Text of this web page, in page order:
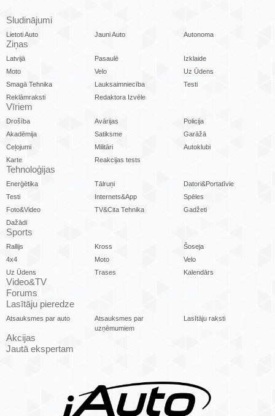
Sludinājumi
Lietoti Auto Jauni Auto Autonoma
Ziņas
Latvijā Pasaulē
Izklaide
Moto
Velo
Uz Ūdens
Smagā Tehnika
Lauksaimniecība
Testi
Reklāmraksti
Redaktora Izvēle
Vīriem
Drošība Avārijas
Policija
Akadēmija
Satiksme
Garāžā
Ceļojumi
Militāri
Autoklubi
Karte
Reakcijas tests
Tehnoloģijas
Enerģētika Tālruņi
Datori&Portatīvie
Testi
Internets&App
Spēles
Foto&Video
TV&Cita Tehnika
Gadžeti
Dažādi
Sports
Rallijs Kross
Šoseja
4x4
Moto
Velo
Uz Ūdens
Trases Kalendārs
Video&TV
Forums
Lasītāju pieredze
Atsauksmes par auto
Atsauksmes par
uzņēmumiem
Lasītāju raksti
Akcijas
Jautā ekspertam